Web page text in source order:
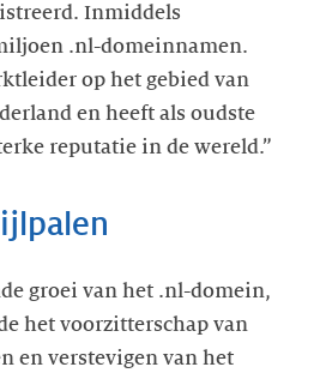
Inmiddels
.nl-domeinnamen.
op het gebied van
en heeft als oudste
reputatie in de wereld.”
groei van het .nl-domein,
het voorzitterschap van
en verstevigen van het